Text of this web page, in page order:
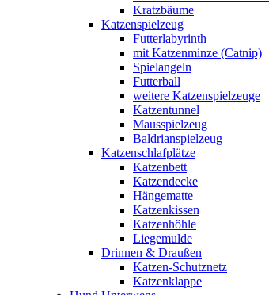
Kratzbäume
Katzenspielzeug
Futterlabyrinth
mit Katzenminze (Catnip)
Spielangeln
Futterball
weitere Katzenspielzeuge
Katzentunnel
Mausspielzeug
Baldrianspielzeug
Katzenschlafplätze
Katzenbett
Katzendecke
Hängematte
Katzenkissen
Katzenhöhle
Liegemulde
Drinnen & Draußen
Katzen-Schutznetz
Katzenklappe